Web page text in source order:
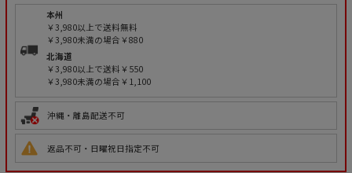
本州
￥3,980以上で送料無料
￥3,980未満の場合￥880
北海道
￥3,980以上で送料￥550
￥3,980未満の場合￥1,100
沖縄・離島配送不可
返品不可・日曜祝日指定不可